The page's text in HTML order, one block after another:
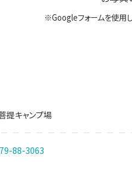
※Googleフォームを使用
提キャンプ場
88-3063